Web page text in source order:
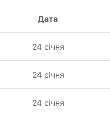
Дата
24 січня
24 січня
24 січня